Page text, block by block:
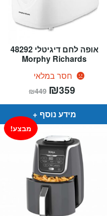
אופה לחם דיגיטלי 48292
Morphy Richards
חסר במלאי
₪449 המחיר
המקורי
היה:
₪449.
₪359
הוא:
מידע נוסף
מבצע!